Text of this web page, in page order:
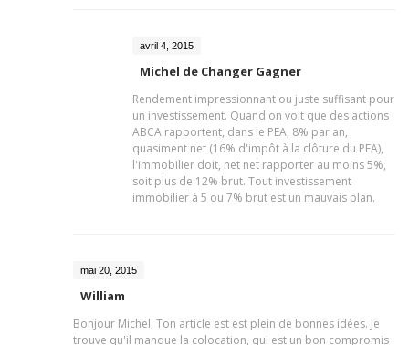
avril 4, 2015
Michel de Changer Gagner
Rendement impressionnant ou juste suffisant pour
un investissement. Quand on voit que des actions
ABCA rapportent, dans le PEA, 8% par an,
quasiment net (16% d'impôt à la clôture du PEA),
l'immobilier doit, net net rapporter au moins 5%,
soit plus de 12% brut. Tout investissement
immobilier à 5 ou 7% brut est un mauvais plan.
mai 20, 2015
William
Bonjour Michel, Ton article est est plein de bonnes idées. Je
trouve qu'il manque la colocation, qui est un bon compromis